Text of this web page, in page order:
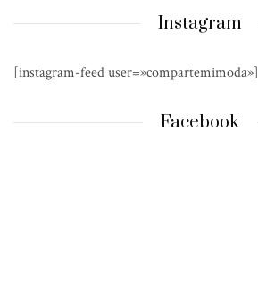
Instagram
[instagram-feed user=»compartemimoda»]
Facebook